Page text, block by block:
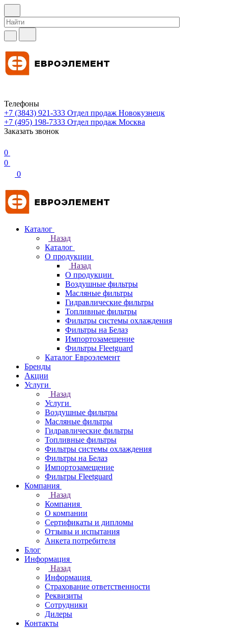
Телефоны
+7 (3843) 921-333 Отдел продаж Новокузнецк
+7 (495) 198-7333 Отдел продаж Москва
Заказать звонок
0
0
0
Каталог
Назад
Каталог
О продукции
Назад
О продукции
Воздушные фильтры
Масляные фильтры
Гидравлические фильтры
Топливные фильтры
Фильтры системы охлаждения
Фильтры на Белаз
Импортозамещение
Фильтры Fleetguard
Каталог Евроэлемент
Бренды
Акции
Услуги
Назад
Услуги
Воздушные фильтры
Масляные фильтры
Гидравлические фильтры
Топливные фильтры
Фильтры системы охлаждения
Фильтры на Белаз
Импортозамещение
Фильтры Fleetguard
Компания
Назад
Компания
О компании
Сертификаты и дипломы
Отзывы и испытания
Анкета потребителя
Блог
Информация
Назад
Информация
Страхование ответственности
Реквизиты
Сотрудники
Дилеры
Контакты